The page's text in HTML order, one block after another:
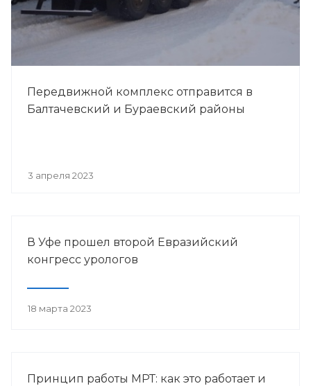
Передвижной комплекс отправится в
Балтачевский и Бураевский районы
3 апреля 2023
В Уфе прошел второй Евразийский
конгресс урологов
18 марта 2023
Принцип работы МРТ: как это работает и